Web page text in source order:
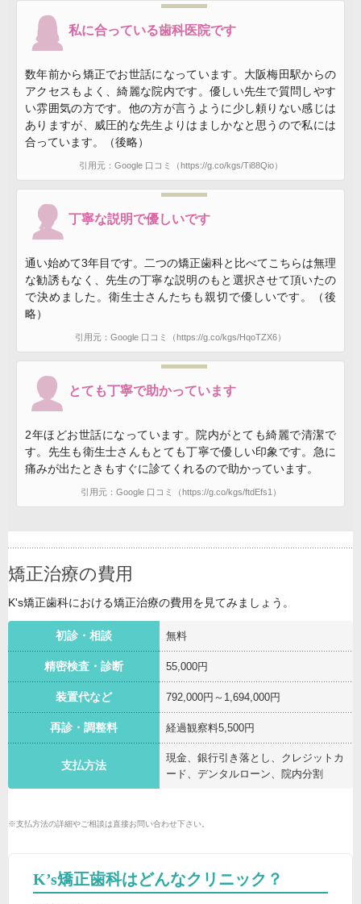
私に合っている歯科医院です
数年前から矯正でお世話になっています。大阪梅田駅からの
アクセスもよく、綺麗な院内です。優しい先生で質問しやす
い雰囲気の方です。他の方が言うように少し頼りない感じは
ありますが、威圧的な先生よりはましかなと思うので私には
合っています。（後略）
引用元：Google 口コミ（https://g.co/kgs/Ti88Qio）
丁寧な説明で優しいです
通い始めて3年目です。二つの矯正歯科と比べてこちらは無理
な勧誘もなく、先生の丁寧な説明のもと選択させて頂いたの
で決めました。衛生士さんたちも親切で優しいです。（後
略）
引用元：Google 口コミ（https://g.co/kgs/HqoTZX6）
とても丁寧で助かっています
2年ほどお世話になっています。院内がとても綺麗で清潔で
す。先生も衛生士さんもとても丁寧で優しい印象です。急に
痛みが出たときもすぐに診てくれるので助かっています。
引用元：Google 口コミ（https://g.co/kgs/ftdEfs1）
矯正治療の費用
K's矯正歯科における矯正治療の費用を見てみましょう。
初診・相談 無料
精密検査・診断 55,000円
装置代など 792,000円～1,694,000円
再診・調整料 経過観察料5,500円
支払方法
現金、銀行引き落とし、クレジットカ
ード、デンタルローン、院内分割
※支払方法の詳細やご相談は直接お問い合わせ下さい。
K’s矯正歯科はどんなクリニック？